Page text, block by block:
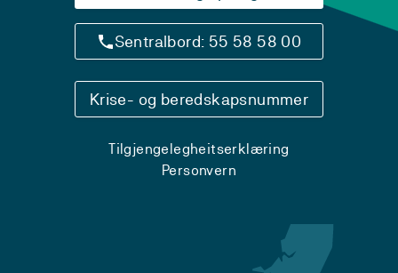
Sentralbord: 55 58 58 00
Krise- og beredskapsnummer
Tilgjengelegheitserklæring
Personvern